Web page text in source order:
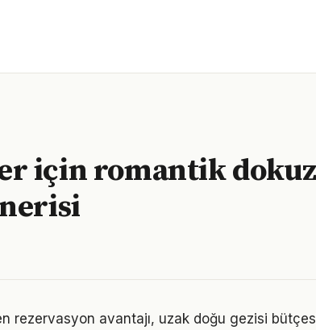
için romantik
rezervasyon avantajı, uzak doğu gezisi